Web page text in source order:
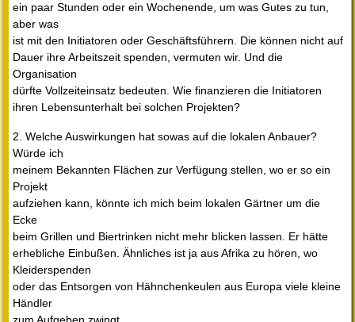
ein paar Stunden oder ein Wochenende, um was Gutes zu tun,
aber was
ist mit den Initiatoren oder Geschäftsführern. Die können nicht auf
Dauer ihre Arbeitszeit spenden, vermuten wir. Und die
Organisation
dürfte Vollzeiteinsatz bedeuten. Wie finanzieren die Initiatoren
ihren Lebensunterhalt bei solchen Projekten?
2. Welche Auswirkungen hat sowas auf die lokalen Anbauer?
Würde ich
meinem Bekannten Flächen zur Verfügung stellen, wo er so ein
Projekt
aufziehen kann, könnte ich mich beim lokalen Gärtner um die
Ecke
beim Grillen und Biertrinken nicht mehr blicken lassen. Er hätte
erhebliche Einbußen. Ähnliches ist ja aus Afrika zu hören, wo
Kleiderspenden
oder das Entsorgen von Hähnchenkeulen aus Europa viele kleine
Händler